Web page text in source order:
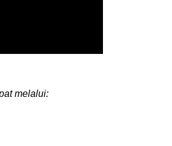
melalui: